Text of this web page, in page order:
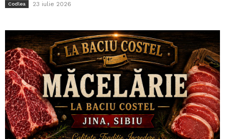
Codlea 23 iulie 2026